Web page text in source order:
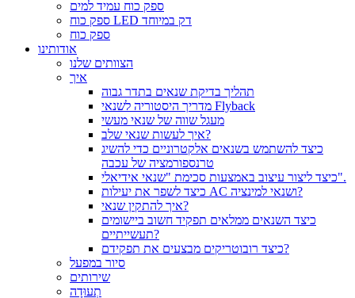
ספק כוח עמיד למים
ספק כוח LED דק במיוחד
ספק כוח
אודותינו
הצוותים שלנו
איך
תהליך בדיקת שנאים בתדר גבוה
מדריך היסטוריה לשנאי Flyback
מעגל שווה של שנאי מעשי
איך לעשות שנאי שלב?
כיצד להשתמש בשנאים אלקטרוניים כדי להשיג
טרנספורמציה של עכבה
כיצד ליצור עיצוב באמצעות סכימת "שנאי אידיאלי".
כיצד לשפר את יעילות AC ושנאי למינציה?
איך להתקין שנאי?
כיצד השנאים ממלאים תפקיד חשוב ביישומים
תעשייתיים?
כיצד רובוטריקים מבצעים את תפקידם?
סיור במפעל
שירותים
תְעוּדָה